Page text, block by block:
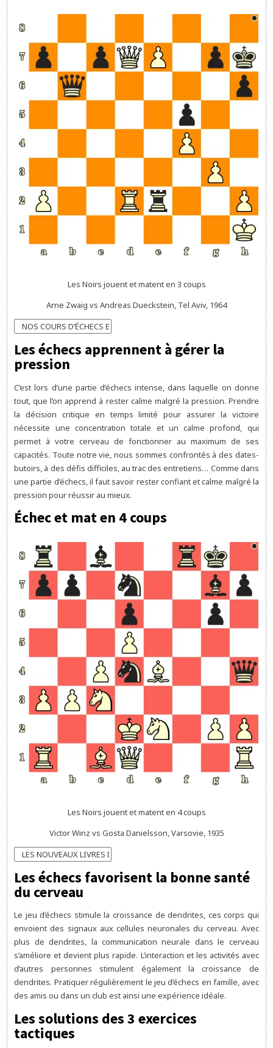
Les Noirs jouent et matent en 3 coups
Arne Zwaig vs Andreas Dueckstein, Tel Aviv, 1964
Les échecs apprennent à gérer la
pression
C’est lors d’une partie d’échecs intense, dans laquelle on donne
tout, que l’on apprend à rester calme malgré la pression. Prendre
la décision critique en temps limité pour assurer la victoire
nécessite une concentration totale et un calme profond, qui
permet à votre cerveau de fonctionner au maximum de ses
capacités. Toute notre vie, nous sommes confrontés à des dates-
butoirs, à des défis difficiles, au trac des entretiens… Comme dans
une partie d’échecs, il faut savoir rester confiant et calme malgré la
pression pour réussir au mieux.
Échec et mat en 4 coups
Les Noirs jouent et matent en 4 coups
Victor Winz vs Gosta Danielsson, Varsovie, 1935
Les échecs favorisent la bonne santé
du cerveau
Le jeu d’échecs stimule la croissance de dendrites, ces corps qui
envoient des signaux aux cellules neuronales du cerveau. Avec
plus de dendrites, la communication neurale dans le cerveau
s’améliore et devient plus rapide. L’interaction et les activités avec
d’autres personnes stimulent également la croissance de
dendrites. Pratiquer régulièrement le jeu d’échecs en famille, avec
des amis ou dans un club est ainsi une expérience idéale.
Les solutions des 3 exercices
tactiques